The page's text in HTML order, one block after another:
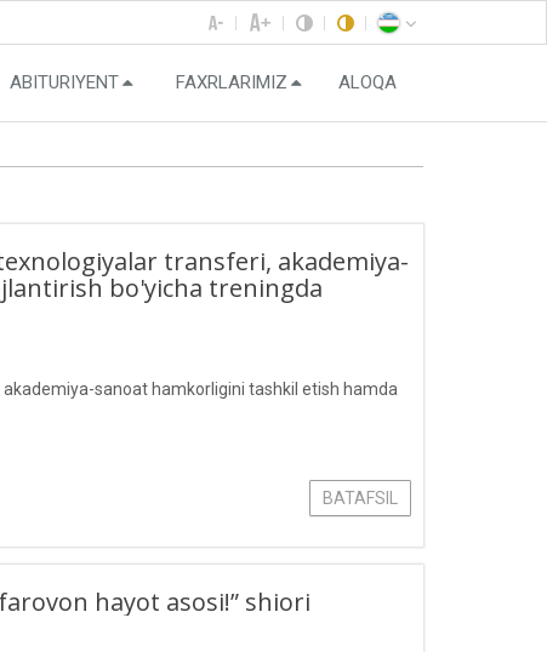
ABITURIYENT FAXRLARIMIZ ALOQA
transferi, akademiya-
bo'yicha treningda
sanoat hamkorligini tashkil etish hamda
BATAFSIL
hayot asosi!” shiori